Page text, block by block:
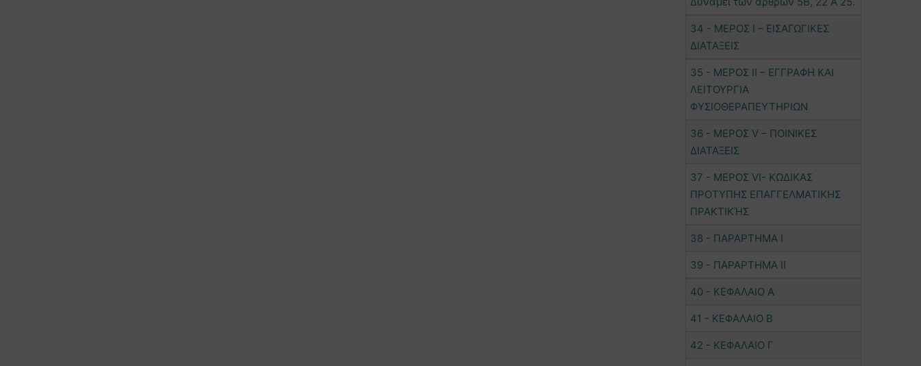
34 - ΜΕΡΟΣ Ι – ΕΙΣΑΓΩΓΙΚΕΣ
ΔΙΑΤΑΞΕΙΣ
35 - ΜΕΡΟΣ ΙΙ – ΕΓΓΡΑΦΗ ΚΑΙ
ΛΕΙΤΟΥΡΓΙΑ
ΦΥΣΙΟΘΕΡΑΠΕΥΤΗΡΙΩΝ
36 - ΜΕΡΟΣ V – ΠΟΙΝΙΚΕΣ
ΔΙΑΤΑΞΕΙΣ
37 - ΜΕΡΟΣ VI- ΚΩΔΙΚΑΣ
ΠΡΟΤΥΠΗΣ ΕΠΑΓΓΕΛΜΑΤΙΚΗΣ
ΠΡΑΚΤΙΚΉΣ
38 - ΠΑΡΑΡΤΗΜΑ Ι
39 - ΠΑΡΑΡΤΗΜΑ ΙΙ
40 - ΚΕΦΑΛΑΙΟ Α
41 - ΚΕΦΑΛΑΙΟ Β
42 - ΚΕΦΑΛΑΙΟ Γ